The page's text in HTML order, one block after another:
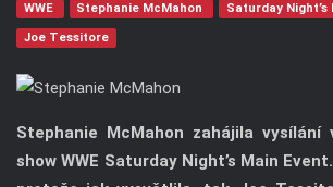
WWE Stephanie McMahon Saturday Night’s
Joe Tessitore
Stephanie McMahon zahájila vysílání
show WWE Saturday Night’s Main